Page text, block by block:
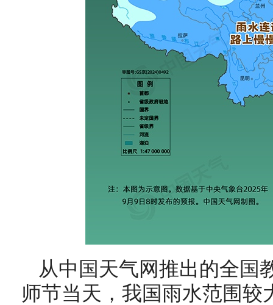
从中国天气网推出的全国
师节当天，我国雨水范围较